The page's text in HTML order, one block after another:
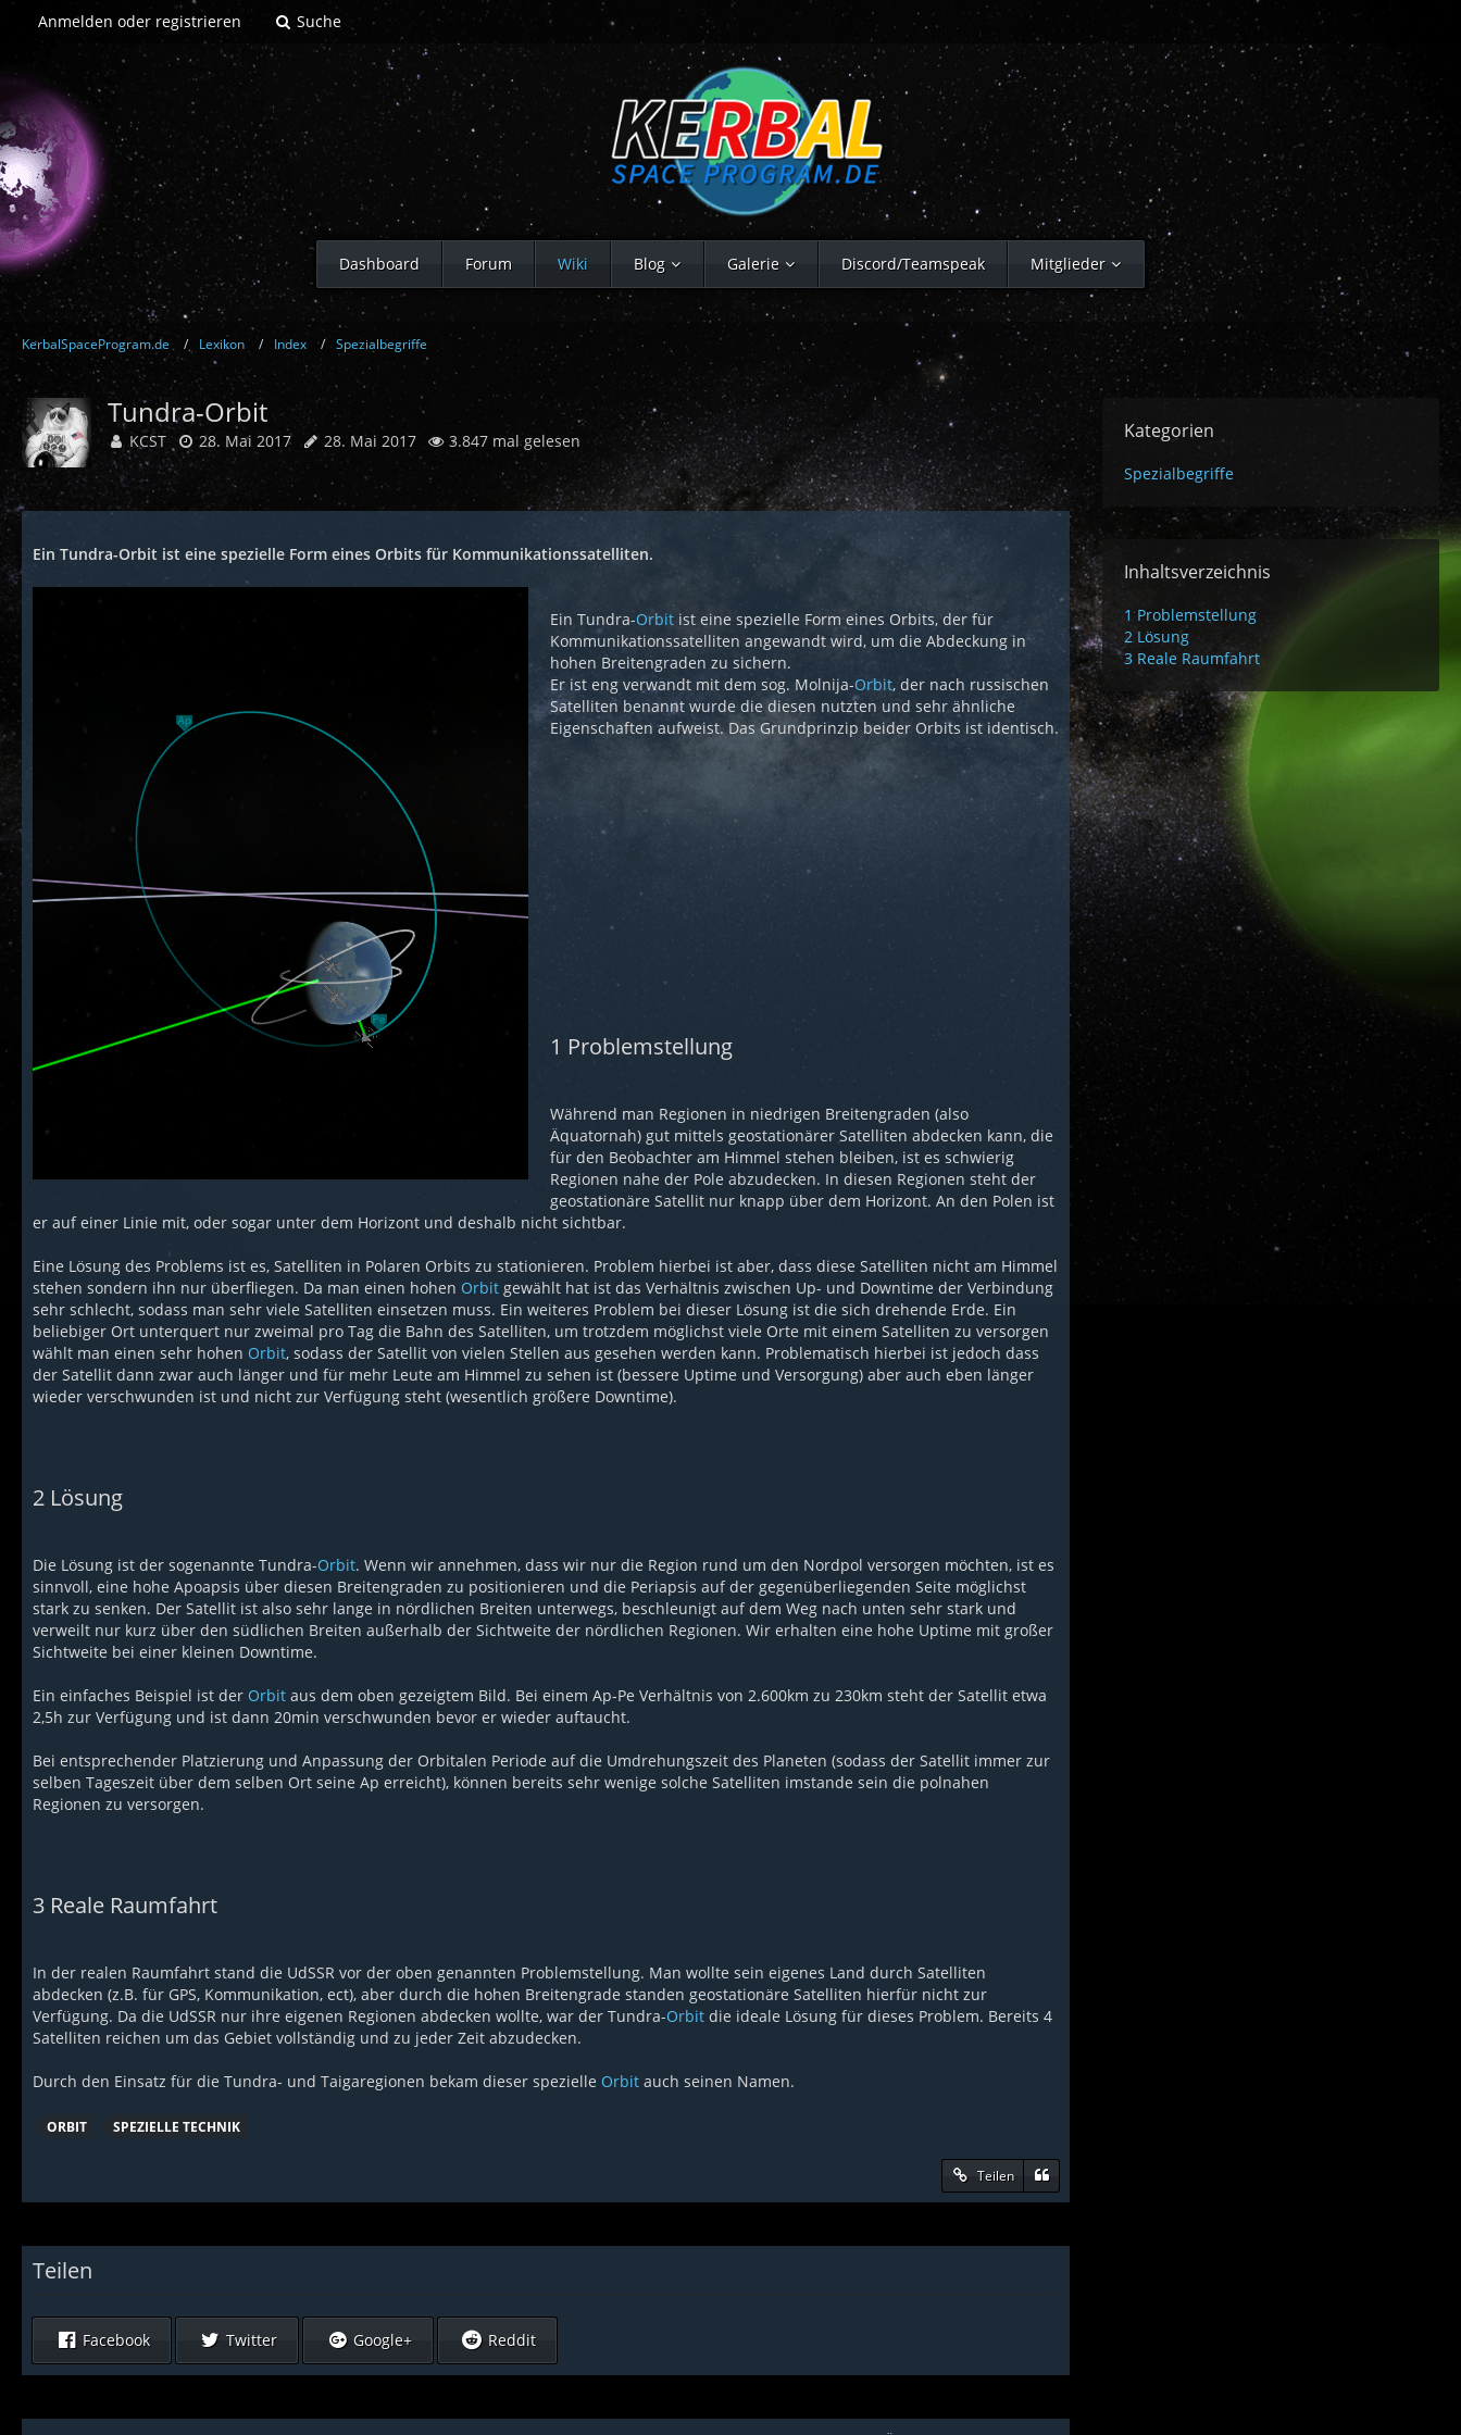
Anmelden oder registrieren Suche
Dashboard Forum Wiki Blog Galerie Discord/Teamspeak Mitglieder
KerbalSpaceProgram.de Lexikon Index Spezialbegriffe
Tundra-Orbit
KCST 28. Mai 2017 28. Mai 2017 3.847 mal gelesen
Ein Tundra-Orbit ist eine spezielle Form eines Orbits für Kommunikationssatelliten.
Ein Tundra-Orbit ist eine spezielle Form eines Orbits, der für
Kommunikationssatelliten angewandt wird, um die Abdeckung in
hohen Breitengraden zu sichern.
Er ist eng verwandt mit dem sog. Molnija-Orbit, der nach russischen
Satelliten benannt wurde die diesen nutzten und sehr ähnliche
Eigenschaften aufweist. Das Grundprinzip beider Orbits ist identisch.
1 Problemstellung
Während man Regionen in niedrigen Breitengraden (also
Äquatornah) gut mittels geostationärer Satelliten abdecken kann, die
für den Beobachter am Himmel stehen bleiben, ist es schwierig
Regionen nahe der Pole abzudecken. In diesen Regionen steht der
geostationäre Satellit nur knapp über dem Horizont. An den Polen ist
er auf einer Linie mit, oder sogar unter dem Horizont und deshalb nicht sichtbar.
Eine Lösung des Problems ist es, Satelliten in Polaren Orbits zu stationieren. Problem hierbei ist aber, dass diese Satelliten nicht am Himmel
stehen sondern ihn nur überfliegen. Da man einen hohen Orbit gewählt hat ist das Verhältnis zwischen Up- und Downtime der Verbindung
sehr schlecht, sodass man sehr viele Satelliten einsetzen muss. Ein weiteres Problem bei dieser Lösung ist die sich drehende Erde. Ein
beliebiger Ort unterquert nur zweimal pro Tag die Bahn des Satelliten, um trotzdem möglichst viele Orte mit einem Satelliten zu versorgen
wählt man einen sehr hohen Orbit, sodass der Satellit von vielen Stellen aus gesehen werden kann. Problematisch hierbei ist jedoch dass
der Satellit dann zwar auch länger und für mehr Leute am Himmel zu sehen ist (bessere Uptime und Versorgung) aber auch eben länger
wieder verschwunden ist und nicht zur Verfügung steht (wesentlich größere Downtime).
2 Lösung
Die Lösung ist der sogenannte Tundra-Orbit. Wenn wir annehmen, dass wir nur die Region rund um den Nordpol versorgen möchten, ist es
sinnvoll, eine hohe Apoapsis über diesen Breitengraden zu positionieren und die Periapsis auf der gegenüberliegenden Seite möglichst
stark zu senken. Der Satellit ist also sehr lange in nördlichen Breiten unterwegs, beschleunigt auf dem Weg nach unten sehr stark und
verweilt nur kurz über den südlichen Breiten außerhalb der Sichtweite der nördlichen Regionen. Wir erhalten eine hohe Uptime mit großer
Sichtweite bei einer kleinen Downtime.
Ein einfaches Beispiel ist der Orbit aus dem oben gezeigtem Bild. Bei einem Ap-Pe Verhältnis von 2.600km zu 230km steht der Satellit etwa
2,5h zur Verfügung und ist dann 20min verschwunden bevor er wieder auftaucht.
Bei entsprechender Platzierung und Anpassung der Orbitalen Periode auf die Umdrehungszeit des Planeten (sodass der Satellit immer zur
selben Tageszeit über dem selben Ort seine Ap erreicht), können bereits sehr wenige solche Satelliten imstande sein die polnahen
Regionen zu versorgen.
3 Reale Raumfahrt
In der realen Raumfahrt stand die UdSSR vor der oben genannten Problemstellung. Man wollte sein eigenes Land durch Satelliten
abdecken (z.B. für GPS, Kommunikation, ect), aber durch die hohen Breitengrade standen geostationäre Satelliten hierfür nicht zur
Verfügung. Da die UdSSR nur ihre eigenen Regionen abdecken wollte, war der Tundra-Orbit die ideale Lösung für dieses Problem. Bereits 4
Satelliten reichen um das Gebiet vollständig und zu jeder Zeit abzudecken.
Durch den Einsatz für die Tundra- und Taigaregionen bekam dieser spezielle Orbit auch seinen Namen.
ORBIT SPEZIELLE TECHNIK
Teilen
Teilen
Facebook Twitter Google+ Reddit
Kategorien
Spezialbegriffe
Inhaltsverzeichnis
1 Problemstellung
2Lösung
3 Reale Raumfahrt